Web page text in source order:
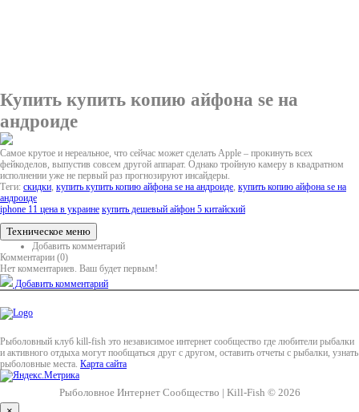
Купить купить копию айфона se на
андроиде
Самое крутое и нереальное, что сейчас может сделать Apple – прокинуть всех
фейкоделов, выпустив совсем другой аппарат. Однако тройную камеру в квадратном
исполнении уже не первый раз прогнозируют инсайдеры.
Теги: скидки, купить купить копию айфона se на андроиде, купить копию айфона se на
андроиде
iphone 11 цена в украине купить дешевый айфон 5 китайский
Техническое меню
Добавить комментарий
Комментарии (0)
Нет комментариев. Ваш будет первым!
Добавить комментарий
Рыболовный клуб kill-fish это независимое интернет сообщество где любители рыбалки
и активного отдыха могут пообщаться друг с другом, оставить отчеты с рыбалки, узнать
рыболовные места. Карта сайта
Рыболовное Интернет Сообщество | Kill-Fish © 2026